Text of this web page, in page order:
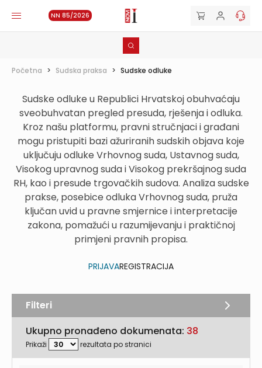
NN 85/2026
Početna > Sudska praksa > Sudske odluke
Sudske odluke u Republici Hrvatskoj obuhvaćaju
sveobuhvatan pregled presuda, rješenja i odluka.
Kroz našu platformu, pravni stručnjaci i građani
mogu pristupiti bazi ažuriranih sudskih objava koje
uključuju odluke Vrhovnog suda, Ustavnog suda,
Visokog upravnog suda i Visokog prekršajnog suda
RH, kao i presude trgovačkih sudova. Analiza sudske
prakse, posebice odluka Vrhovnog suda, pruža
ključan uvid u pravne smjernice i interpretacije
zakona, pomažući u razumijevanju i praktičnoj
primjeni pravnih propisa.
PRIJAVAREGISTRACIJA
Ukupno pronađeno dokumenata: 38
Prikaži rezultata po stranici
Filteri